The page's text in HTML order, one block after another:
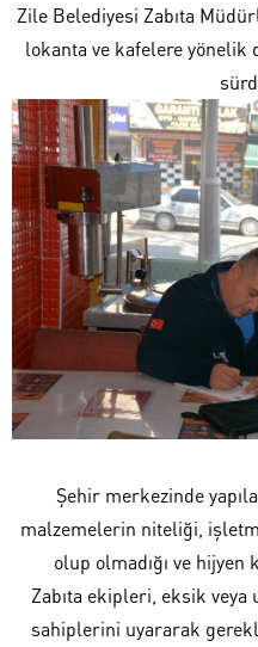
Zile Belediyesi Zabıta
lokanta ve kafelere yönelik
Şehir merkezinde
malzemelerin niteliği,
olup olmadığı ve
Zabıta ekipleri, eksik
sahiplerini uyararak